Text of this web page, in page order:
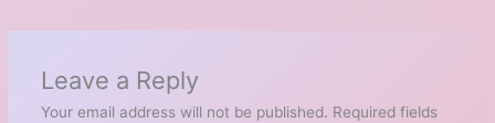
Leave a Reply
Your email address will not be published. Required fields